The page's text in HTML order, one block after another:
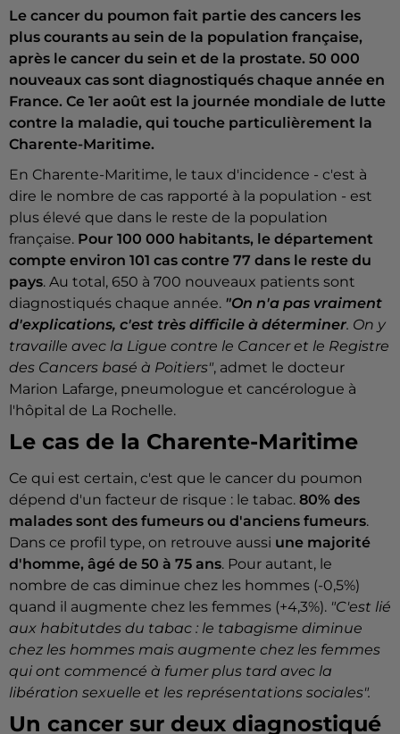
Le cancer du poumon fait partie des cancers les
plus courants au sein de la population française,
après le cancer du sein et de la prostate. 50 000
nouveaux cas sont diagnostiqués chaque année en
France. Ce 1er août est la journée mondiale de lutte
contre la maladie, qui touche particulièrement la
Charente-Maritime.
En Charente-Maritime, le taux d'incidence - c'est à
dire le nombre de cas rapporté à la population - est
plus élevé que dans le reste de la population
française. Pour 100 000 habitants, le département
compte environ 101 cas contre 77 dans le reste du
pays. Au total, 650 à 700 nouveaux patients sont
diagnostiqués chaque année. "On n'a pas vraiment
d'explications, c'est très difficile à déterminer. On y
travaille avec la Ligue contre le Cancer et le Registre
des Cancers basé à Poitiers", admet le docteur
Marion Lafarge, pneumologue et cancérologue à
l'hôpital de La Rochelle.
Le cas de la Charente-Maritime
Ce qui est certain, c'est que le cancer du poumon
dépend d'un facteur de risque : le tabac. 80% des
malades sont des fumeurs ou d'anciens fumeurs.
Dans ce profil type, on retrouve aussi une majorité
d'homme, âgé de 50 à 75 ans. Pour autant, le
nombre de cas diminue chez les hommes (-0,5%)
quand il augmente chez les femmes (+4,3%). "C'est lié
aux habitutdes du tabac : le tabagisme diminue
chez les hommes mais augmente chez les femmes
qui ont commencé à fumer plus tard avec la
libération sexuelle et les représentations sociales".
Un cancer sur deux diagnostiqué